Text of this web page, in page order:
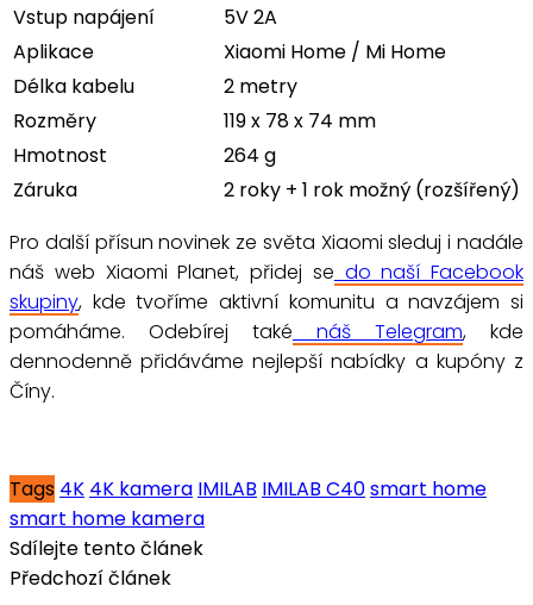
Vstup napájení
5V 2A
Aplikace
Xiaomi Home / Mi Home
Délka kabelu
2 metry
Rozměry
119 x 78 x 74 mm
Hmotnost
264 g
Záruka
2 roky + 1 rok možný (rozšířený)
Pro další přísun novinek ze světa Xiaomi sleduj i nadále
náš web Xiaomi Planet, přidej se do naší Facebook
skupiny, kde tvoříme aktivní komunitu a navzájem si
pomáháme. Odebírej také náš Telegram, kde
dennodenně přidáváme nejlepší nabídky a kupóny z
Číny.
Tags 4K 4K kamera IMILAB IMILAB C40smart home
smart home kamera
Sdílejte tento článek
Předchozí článek